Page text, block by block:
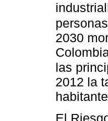
2030
las
2012 la
El